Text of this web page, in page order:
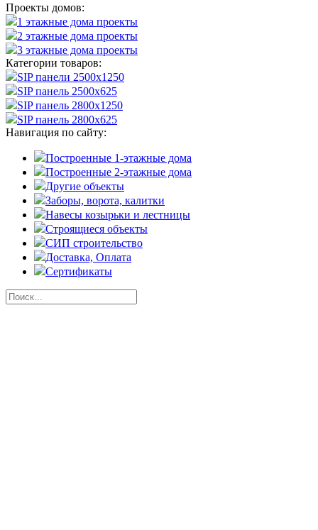
Проекты домов:
1 этажные дома проекты
2 этажные дома проекты
3 этажные дома проекты
Категории товаров:
SIP панели 2500х1250
SIP панель 2500х625
SIP панель 2800х1250
SIP панель 2800х625
Навигация по сайту:
Построенные 1-этажные дома
Построенные 2-этажные дома
Другие объекты
Заборы, ворота, калитки
Навесы козырьки и лестницы
Строящиеся объекты
СИП строительство
Доставка, Оплата
Cертификаты